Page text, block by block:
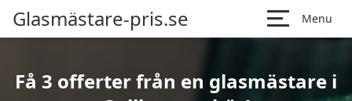
Glasmästare-pris.se Menu
Få 3 offerter från en glasmästare i